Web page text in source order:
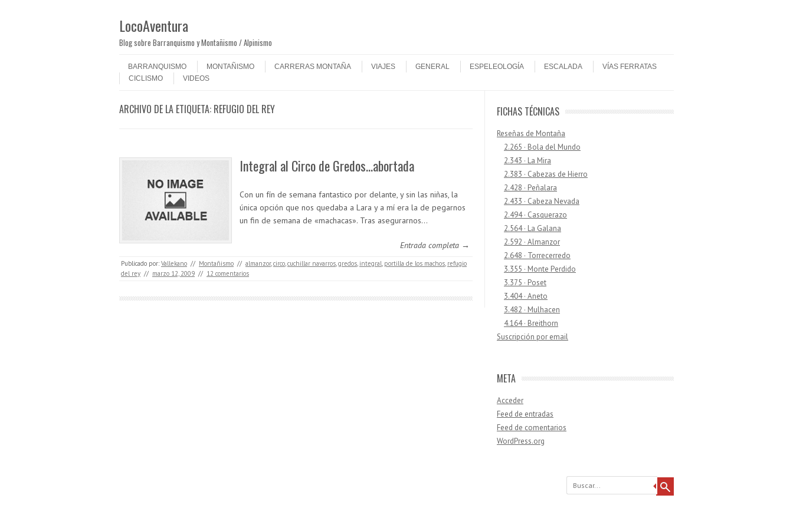
LocoAventura
Blog sobre Barranquismo y Montañismo / Alpinismo
Menú
BARRANQUISMO
MONTAÑISMO CARRERAS MONTAÑA VIAJES GENERAL ESPELEOLOGÍA ESCALADA
VÍAS FERRATAS
CICLISMO
VIDEOS
ARCHIVO DE LA ETIQUETA: REFUGIO DEL REY
Integral al Circo de Gredos…abortada
Con un fín de semana fantastico por delante, y sin las niñas, la
única opción que nos quedaba a Lara y a mí era la de pegarnos
un fin de semana de «machacas». Tras asegurarnos…
Entrada completa →
Publicado por: Vallekano // Montañismo // almanzor,circo,cuchillar navarros,gredos, integral, portilla de los machos, refugio
del rey // marzo 12, 2009 // 12 comentarios
FICHAS TÉCNICAS
Reseñas de Montaña
2.265 · Bola del Mundo
2.343 · La Mira
2.383 · Cabezas de Hierro
2.428 · Peñalara
2.433 · Cabeza Nevada
2.494 · Casquerazo
2.564 · La Galana
2.592 · Almanzor
2.648 · Torrecerredo
3.355 · Monte Perdido
3.375 · Poset
3.404 · Aneto
3.482 · Mulhacen
4.164 · Breithorn
Suscripción por email
META
Acceder
Feed de entradas
Feed de comentarios
WordPress.org